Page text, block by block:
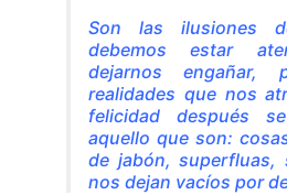
Son las ilusiones
debemos estar
dejarnos engañar,
realidades que nos
felicidad después
aquello que son:
de jabón, superfluas,
nos dejan vacíos por